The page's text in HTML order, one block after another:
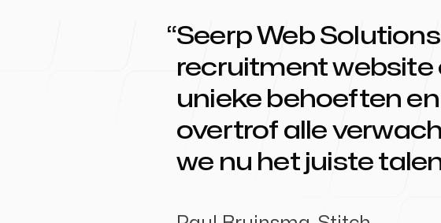
Seerp Web
recruitment website
unieke behoeften
overtrof alle
we nu het juiste